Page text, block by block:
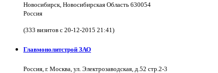
Новосибирск, Новосибирская Область 630054
Россия
(333 визитов с 20-12-2015 21:41)
Главмонолитстрой ЗАО
Россия, г. Москва, ул. Электрозаводская, д.52 стр.2-3